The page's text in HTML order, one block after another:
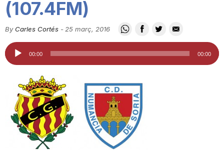
u
a
(107.4FM)
By Carles Cortés - 25 març, 2016
Reproductor
d'àudio
00:00 00:00